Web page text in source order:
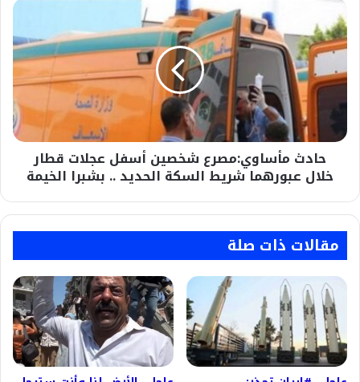
حادث
مأساوي:مصرع
شخصين
أسفل
عجلات
قطار
خلال
عبورهما
شريط
السكة
الحديد
بشبرا
حادث مأساوي:مصرع شخصين أسفل عجلات قطار
خلال عبورهما شريط السكة الحديد .. بشبرا الخيمة
مقالات ذات صلة